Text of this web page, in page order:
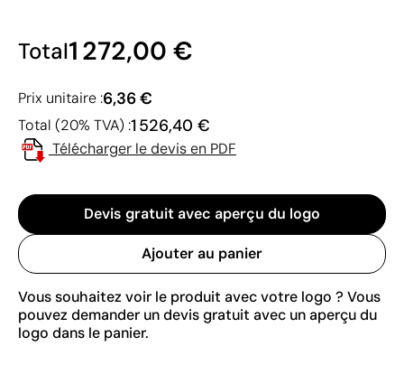
Total1 272,00 €
Prix unitaire :6,36 €
Total (20% TVA) :1 526,40 €
Télécharger le devis en PDF
Devis gratuit avec aperçu du logo
Ajouter au panier
Vous souhaitez voir le produit avec votre logo ? Vous
pouvez demander un devis gratuit avec un aperçu du
logo dans le panier.